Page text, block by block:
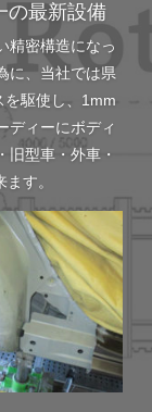
の最新設備
精密構造になっ
に、当社では県
を駆使し、1mm
ディーにボディ
旧型車・外車・
す。